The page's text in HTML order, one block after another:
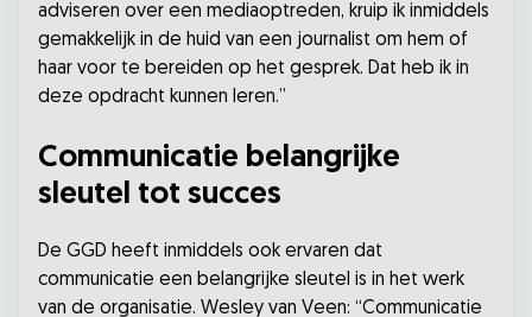
adviseren over een mediaoptreden, kruip ik inmiddels
gemakkelijk in de huid van een journalist om hem of
haar voor te bereiden op het gesprek. Dat heb ik in
deze opdracht kunnen leren.”
Communicatie belangrijke
sleutel tot succes
De GGD heeft inmiddels ook ervaren dat
communicatie een belangrijke sleutel is in het werk
van de organisatie. Wesley van Veen: “Communicatie